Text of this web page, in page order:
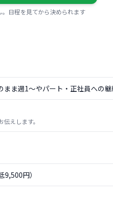
日程を見てから決められます
ま週1〜やパート・正社員への継
えします。
円）